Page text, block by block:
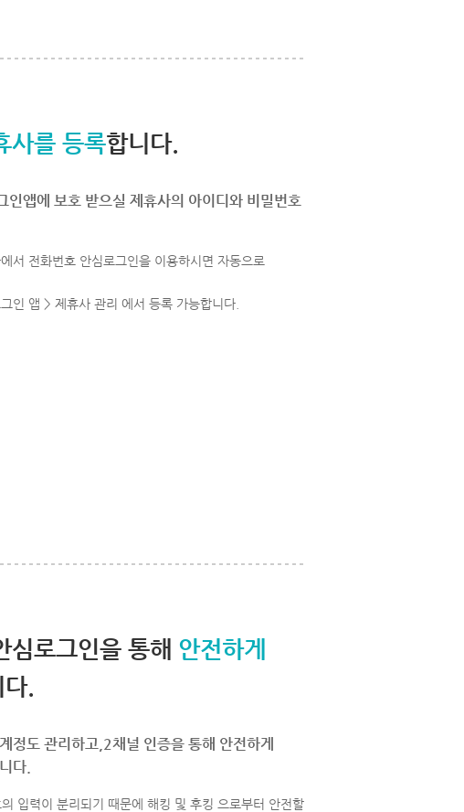
사를 등록합니다.
인앱에 보호 받으실 제휴사의 아이디와 비밀번호
서 전화번호 안심로그인을 이용하시면 자동으로
인 앱 > 제휴사 관리 에서 등록 가능합니다.
심로그인을 통해 안전하게
다.
정도 관리하고,2채널 인증을 통해 안전하게
다.
입력이 분리되기 때문에 해킹 및 후킹 으로부터 안전할